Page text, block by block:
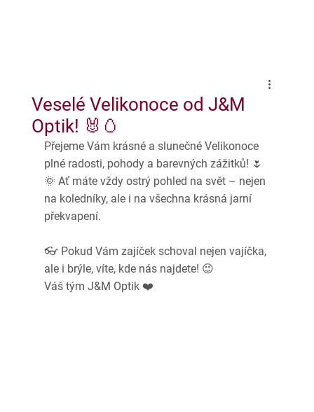
Veselé Velikonoce od J&M
Optik! 🐰🥚
Přejeme Vám krásné a slunečné Velikonoce
plné radosti, pohody a barevných zážitků! 🌷
🌞 Ať máte vždy ostrý pohled na svět – nejen
na koledníky, ale i na všechna krásná jarní
překvapení.
👓 Pokud Vám zajíček schoval nejen vajíčka,
ale i brýle, víte, kde nás najdete! 😉
Váš tým J&M Optik ❤️